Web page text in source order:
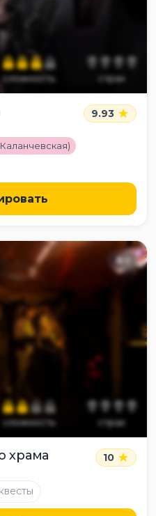
сложность страх
9.93
8+
сложность страх
храма 10